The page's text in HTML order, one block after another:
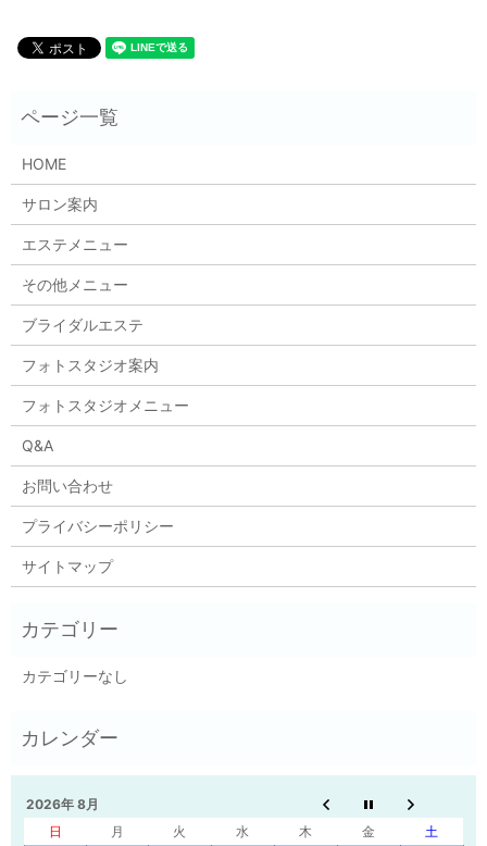
HOME
サロン案内
エステメニュー
その他メニュー
ブライダルエステ
フォトスタジオ案内
フォトスタジオメニュー
Q&A
お問い合わせ
プライバシーポリシー
サイトマップ
カテゴリーなし
2026年 8月
日
月 火 水 木 金 土